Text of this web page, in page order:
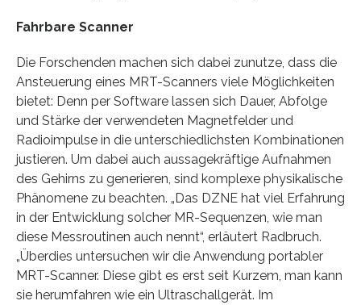
Fahrbare Scanner
Die Forschenden machen sich dabei zunutze, dass die
Ansteuerung eines MRT-Scanners viele Möglichkeiten
bietet: Denn per Software lassen sich Dauer, Abfolge
und Stärke der verwendeten Magnetfelder und
Radioimpulse in die unterschiedlichsten Kombinationen
justieren. Um dabei auch aussagekräftige Aufnahmen
des Gehirns zu generieren, sind komplexe physikalische
Phänomene zu beachten. „Das DZNE hat viel Erfahrung
in der Entwicklung solcher MR-Sequenzen, wie man
diese Messroutinen auch nennt“, erläutert Radbruch.
„Überdies untersuchen wir die Anwendung portabler
MRT-Scanner. Diese gibt es erst seit Kurzem, man kann
sie herumfahren wie ein Ultraschallgerät. Im